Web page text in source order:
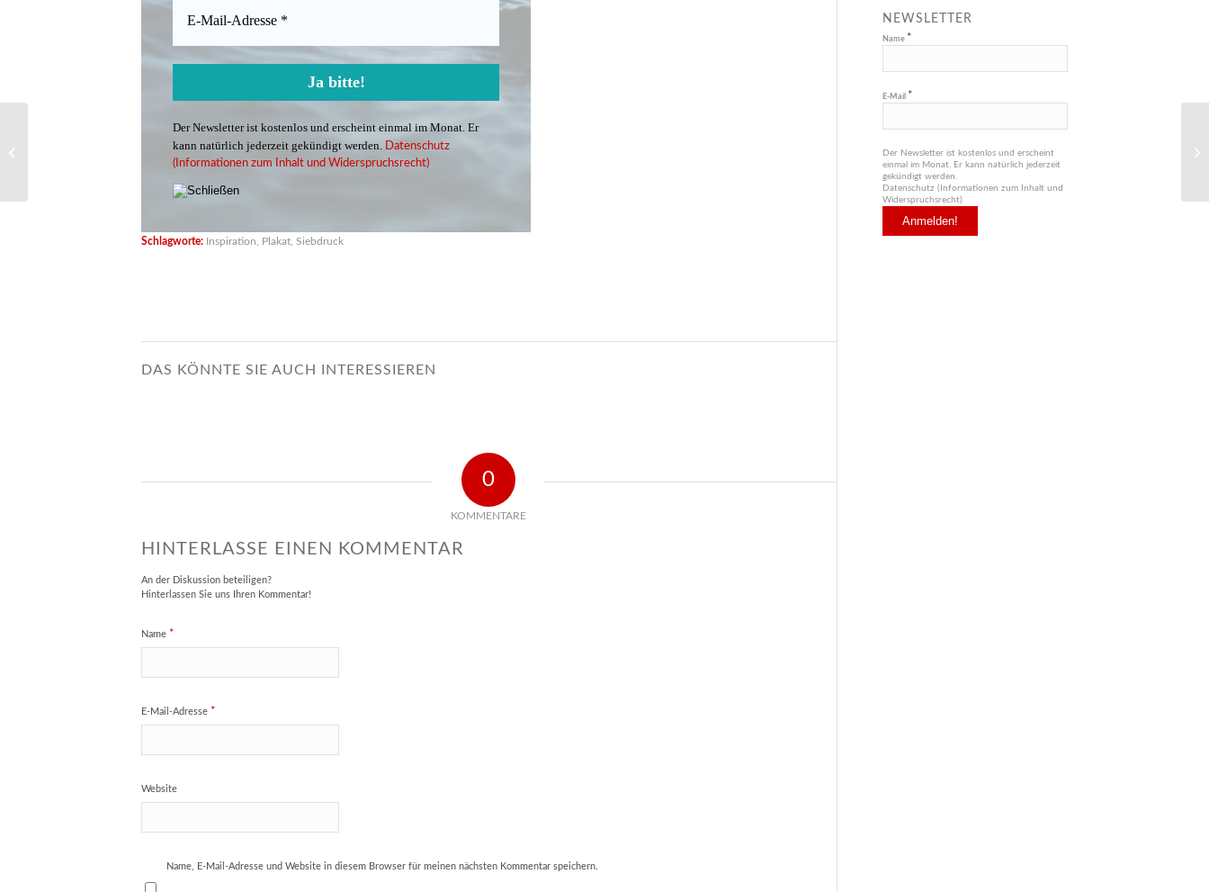
Der Newsletter ist kostenlos und erscheint einmal im Monat. Er
kann natürlich jederzeit gekündigt werden. Datenschutz
(Informationen zum Inhalt und Widerspruchsrecht)
Schlagworte: Inspiration Plakat Siebdruck
DAS KÖNNTE SIE AUCH INTERESSIEREN
0
KOMMENTARE
HINTERLASSE EINEN KOMMENTAR
An der Diskussion beteiligen?
Hinterlassen Sie uns Ihren Kommentar!
Name *
E-Mail-Adresse *
Website
Name, E-Mail-Adresse und Website in diesem Browser für meinen nächsten Kommentar speichern.
NEWSLETTER
Name *
E-Mail *
Der Newsletter ist kostenlos und erscheint
einmal im Monat. Er kann natürlich jederzeit
gekündigt werden.
Datenschutz (Informationen zum Inhalt und
Widerspruchsrecht)